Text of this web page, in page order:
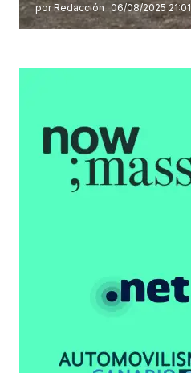
por Redacción 06/08/2025 21:01